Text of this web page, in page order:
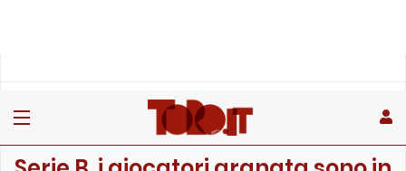
»
TALENTI GRANATA IN TOUR